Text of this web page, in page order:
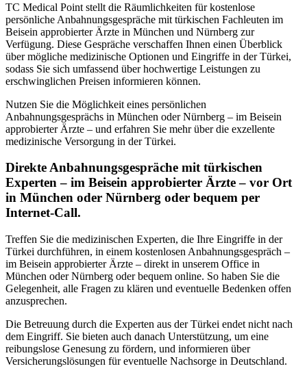
TC Medical Point stellt die Räumlichkeiten für kostenlose
persönliche Anbahnungsgespräche mit türkischen Fachleuten im
Beisein approbierter Ärzte in München und Nürnberg zur
Verfügung. Diese Gespräche verschaffen Ihnen einen Überblick
über mögliche medizinische Optionen und Eingriffe in der Türkei,
sodass Sie sich umfassend über hochwertige Leistungen zu
erschwinglichen Preisen informieren können.
Nutzen Sie die Möglichkeit eines persönlichen
Anbahnungsgesprächs in München oder Nürnberg – im Beisein
approbierter Ärzte – und erfahren Sie mehr über die exzellente
medizinische Versorgung in der Türkei.
Direkte Anbahnungsgespräche mit türkischen
Experten – im Beisein approbierter Ärzte – vor Ort
in München oder Nürnberg oder bequem per
Internet-Call.
Treffen Sie die medizinischen Experten, die Ihre Eingriffe in der
Türkei durchführen, in einem kostenlosen Anbahnungsgespräch –
im Beisein approbierter Ärzte – direkt in unserem Office in
München oder Nürnberg oder bequem online. So haben Sie die
Gelegenheit, alle Fragen zu klären und eventuelle Bedenken offen
anzusprechen.
Die Betreuung durch die Experten aus der Türkei endet nicht nach
dem Eingriff. Sie bieten auch danach Unterstützung, um eine
reibungslose Genesung zu fördern, und informieren über
Versicherungslösungen für eventuelle Nachsorge in Deutschland.